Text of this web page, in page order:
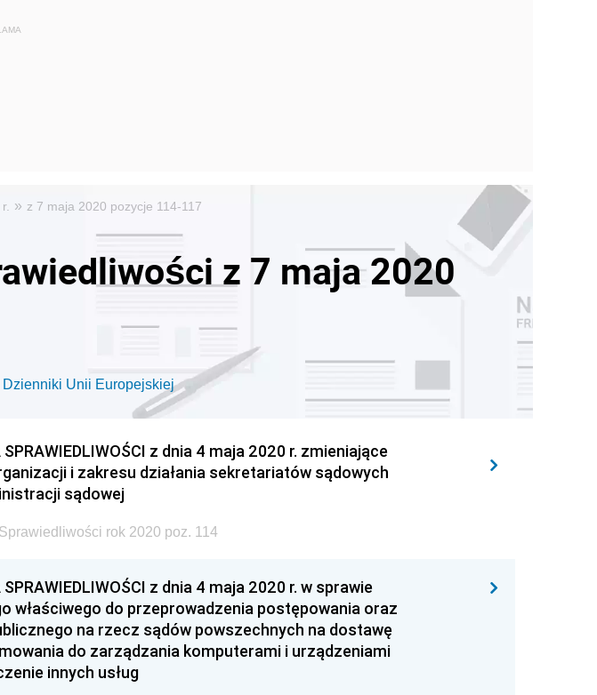
» z 7 maja 2020 pozycje 114-117
z 7 maja 2020
Dzienniki Unii Europejskiej
z dnia 4 maja 2020 r. zmieniające
i zakresu działania sekretariatów sądowych
sądowej
rok 2020 poz. 114
z dnia 4 maja 2020 r. w sprawie
właściwego do przeprowadzenia postępowania oraz
na rzecz sądów powszechnych na dostawę
do zarządzania komputerami i urządzeniami
innych usług